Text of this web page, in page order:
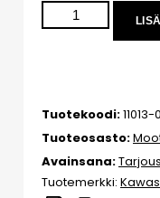
Tuotekoodi:
Tuoteosasto:
Avainsana:Tarjous
Tuotemerkki: